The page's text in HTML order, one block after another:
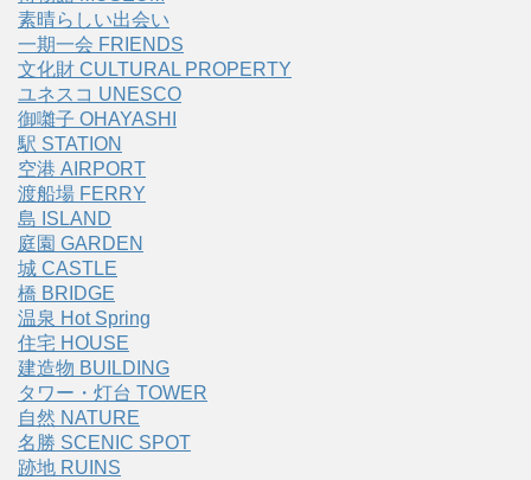
素晴らしい出会い
一期一会 FRIENDS
文化財 CULTURAL PROPERTY
ユネスコ UNESCO
御囃子 OHAYASHI
駅 STATION
空港 AIRPORT
渡船場 FERRY
島 ISLAND
庭園 GARDEN
城 CASTLE
橋 BRIDGE
温泉 Hot Spring
住宅 HOUSE
建造物 BUILDING
タワー・灯台 TOWER
自然 NATURE
名勝 SCENIC SPOT
跡地 RUINS